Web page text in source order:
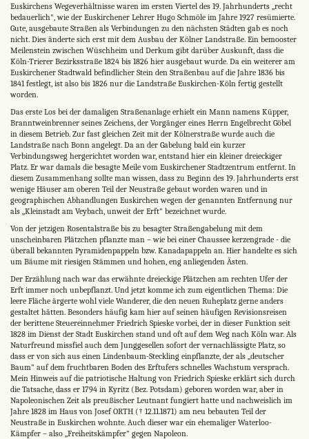
Euskirchens Wegeverhältnisse waren im ersten Viertel des 19. Jahrhunderts „recht
bedauerlich", wie der Euskirchener Lehrer Hugo Schmöle im Jahre 1927 resümierte.
Gute, ausgebaute Straßen als Verbindungen zu den nächsten Städten gab es noch
nicht. Dies änderte sich erst mit dem Ausbau der Kölner Landstraße. Ein bemooster
Meilenstein zwischen Wüschheim und Derkum gibt darüber Auskunft, dass die
Köln-Trierer Bezirksstraße 1824 bis 1826 hier ausgebaut wurde. Da ein weiterer am
Euskirchener Stadtwald befindlicher Stein den Straßenbau auf die Jahre 1836 bis
1841 festlegt, ist also bis 1826 nur die Landstraße Euskirchen-Köln fertig gestellt
worden.
Das erste Los bei der damaligen Straßenanlage erhielt ein Mann namens Küpper,
Branntweinbrenner seines Zeichens, der Vorgänger eines Herrn Engelbrecht Göbel
in diesem Betrieb. Zur fast gleichen Zeit mit der Kölnerstraße wurde auch die
Landstraße nach Bonn angelegt. Da an der Gabelung bald ein kurzer
Verbindungsweg hergerichtet worden war, entstand hier ein kleiner dreieckiger
Platz. Er war damals die besagte Meile vom Euskirchener Stadtzentrum entfernt. In
diesem Zusammenhang sollte man wissen, dass zu Beginn des 19. Jahrhunderts erst
wenige Häuser am oberen Teil der Neustraße gebaut worden waren und in
geographischen Abhandlungen Euskirchen wegen der genannten Entfernung nur
als „Kleinstadt am Veybach, unweit der Erft" bezeichnet wurde.
Von der jetzigen Rosentalstraße bis zu besagter Straßengabelung mit dem
unscheinbaren Plätzchen pflanzte man – wie bei einer Chaussee kerzengrade - die
überall bekannten Pyramidenpappeln bzw. Kanadapappeln an. Hier handelte es sich
um Bäume mit riesigen Stämmen und hohen, eng anliegenden Ästen.
Der Erzählung nach war das erwähnte dreieckige Plätzchen am rechten Ufer der
Erft immer noch unbepflanzt. Und jetzt komme ich zum eigentlichen Thema: Die
leere Fläche ärgerte wohl viele Wanderer, die den neuen Ruheplatz gerne anders
gestaltet hätten. Besonders häufig kam hier auf seinen häufigen Revisionsreisen
der berittene Steuereinnehmer Friedrich Spieske vorbei, der in dieser Funktion seit
1828 im Dienst der Stadt Euskirchen stand und oft auf dem Weg nach Köln war. Als
Naturfreund missfiel auch dem Junggesellen sofort der vernachlässigte Platz, so
dass er von sich aus einen Lindenbaum-Steckling einpflanzte, der als „deutscher
Baum" auf dem fruchtbaren Boden des Erftufers schnelles Wachstum versprach.
Mein Hinweis auf die patriotische Haltung von Friedrich Spieske erklärt sich durch
die Tatsache, dass er 1794 in Kyritz (Bez. Potsdam) geboren worden war, aber in
Napoleonischen Zeit als preußischer Leutnant fungiert hatte und nachweislich im
Jahre 1828 im Haus von Josef ORTH († 12.11.1871) am neu bebauten Teil der
Neustraße in Euskirchen wohnte. Auch dieser war ein ehemaliger Waterloo-
Kämpfer – also „Freiheitskämpfer" gegen Napoleon.